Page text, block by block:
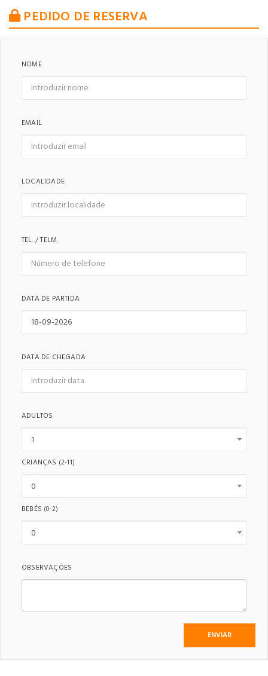
PEDIDO DE RESERVA
NOME
EMAIL
LOCALIDADE
TEL. / TELM.
DATA DE PARTIDA
DATA DE CHEGADA
ADULTOS
CRIANÇAS (2-11)
BEBÉS (0-2)
OBSERVAÇÕES